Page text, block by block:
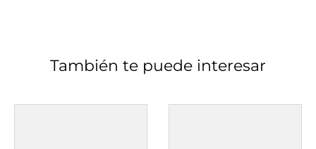
También te puede interesar